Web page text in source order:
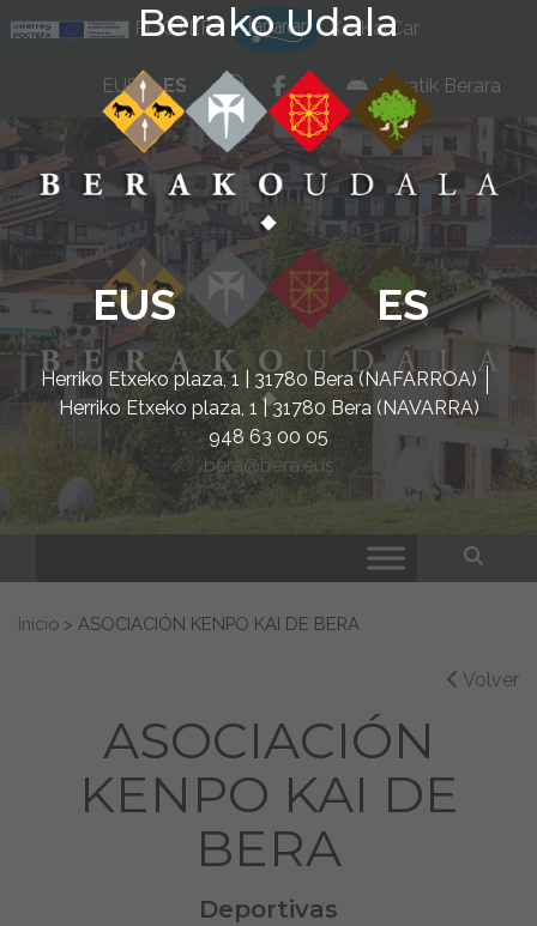
Berako Udala
EUS ES
Herriko Etxeko plaza, 1 | 31780 Bera (NAFARROA)
Herriko Etxeko plaza, 1 | 31780 Bera (NAVARRA)
948 63 00 05
bera@bera.eus
POCTEFA KarKarCar
EUS ES whatsapp
facebook
instagram
Beratik Berara
Buscar:
Inicio > ASOCIACIÓN KENPO KAI DE BERA
Volver
ASOCIACIÓN
KENPO KAI DE
BERA
Deportivas